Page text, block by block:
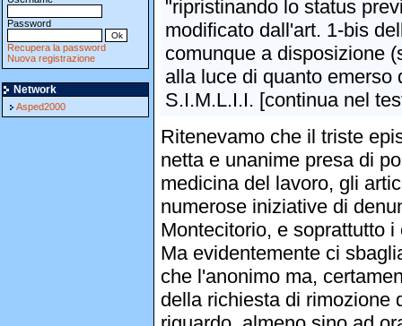
Password
Recupera la password
Nuova registrazione
Network
Asped2000
"ripristinando lo status
modificato dall'art. 1-bis
comunque a disposizione
alla luce di quanto emerso
S.I.M.L.I.I. [continua nel
Ritenevamo che il triste
netta e unanime presa di
medicina del lavoro, gli
numerose iniziative di
Montecitorio, e soprattutto
Ma evidentemente ci
che l'anonimo ma,
della richiesta di rimozione